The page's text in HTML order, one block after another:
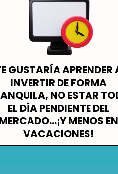
GUSTARÍA APRENDER
INVERTIR DE FORMA
NO ESTAR
EL DÍA PENDIENTE DEL
MERCADO...¡Y MENOS EN
VACACIONES!